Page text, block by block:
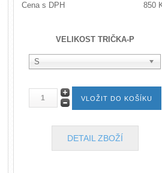
Cena s DPH 850
VELIKOST TRIČKA-P
S
DETAIL ZBOŽÍ